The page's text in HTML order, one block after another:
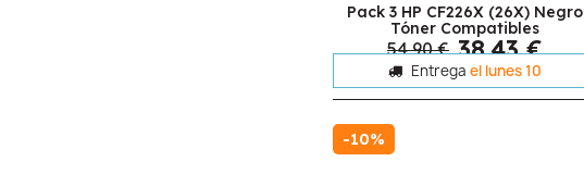
Pack 3 HP CF226X (26X) Negro
Tóner Compatibles
54,90 € 38,43 €
Entrega el lunes 10
-10%